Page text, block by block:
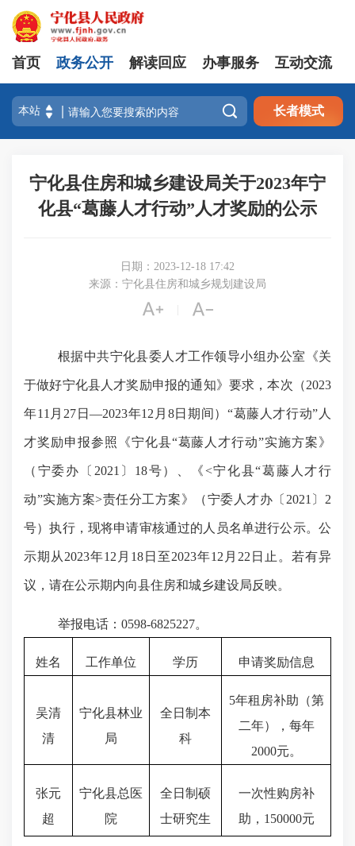
首页 政务公开 解读回应 办事服务 互动交流
 长者模式
宁化县住房和城乡建设局关于2023年宁
化县“葛藤人才行动”人才奖励的公示
日期：2023-12-18 17:42
来源：宁化县住房和城乡规划建设局
 
根据中共宁化县委人才工作领导小组办公室《关
于做好宁化县人才奖励申报的通知》要求，本次（2023
年11月27日—2023年12月8日期间）“葛藤人才行动”人
才奖励申报参照 《宁化县“葛藤人才行动”实施方案》
（宁委办〔 2021〕18号）、 《 <宁化县“葛藤人才行
动”实施方案>责任分工方案》 （宁委人才办〔 2021〕2
号）执行，现将申请审核通过的人员名单进行公示。公
示期从 2023年12月18日至2023年12月22日止。若有异
议，请在公示期内向县住房和城乡建设局反映。
举报电话： 0598-6825227。
姓名 工作单位 学历 申请奖励信息
吴清
清
宁化县林业
局
全日制本
科
5年租房补助（第
二年），每年
2000元。
张元
超
宁化县总医
院
全日制硕
士研究生
一次性购房补
助， 150000元